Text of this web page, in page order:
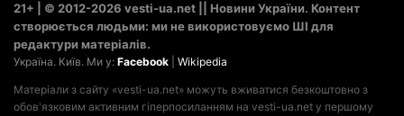
21+ | © 2012-2026 vesti-ua.net || Новини України. Контент
створюється людьми: ми не використовуємо ШІ для
редактури матеріалів.
Україна. Київ. Ми у: Facebook Wikipedia
Матеріали з сайту «vesti-ua.net» можуть вживатися безкоштовно з
обов'язковим активним гіперпосиланням на vesti-ua.net у першому